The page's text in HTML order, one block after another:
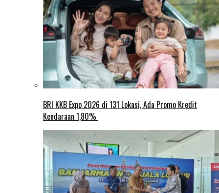
BRI KKB Expo 2026 di 131 Lokasi, Ada Promo Kredit
Kendaraan 1,80%